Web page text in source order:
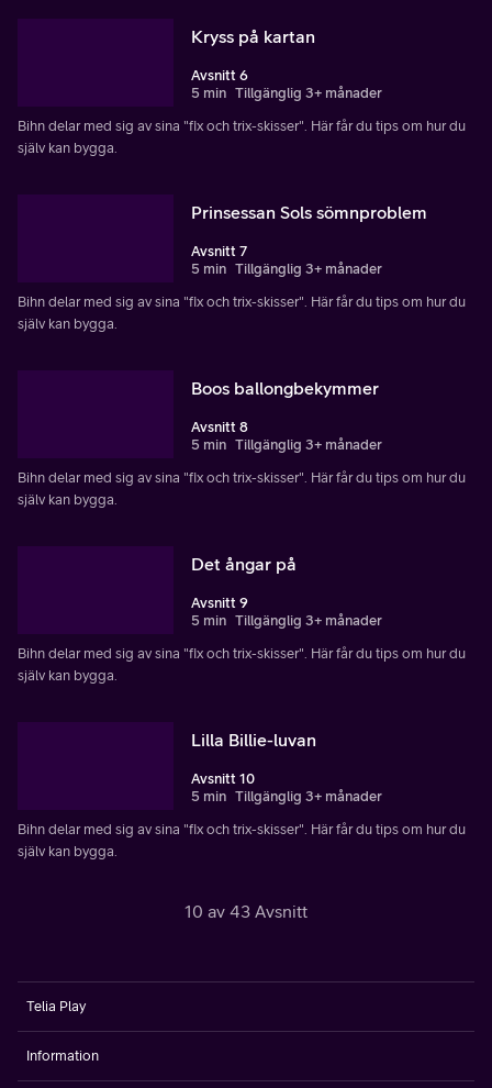
Kryss på kartan
Avsnitt 6
5 min Tillgänglig 3+ månader
Bihn delar med sig av sina "fix och trix-skisser". Här får du tips om hur du
själv kan bygga.
Prinsessan Sols sömnproblem
Avsnitt 7
5 min Tillgänglig 3+ månader
Bihn delar med sig av sina "fix och trix-skisser". Här får du tips om hur du
själv kan bygga.
Boos ballongbekymmer
Avsnitt 8
5 min Tillgänglig 3+ månader
Bihn delar med sig av sina "fix och trix-skisser". Här får du tips om hur du
själv kan bygga.
Det ångar på
Avsnitt 9
5 min Tillgänglig 3+ månader
Bihn delar med sig av sina "fix och trix-skisser". Här får du tips om hur du
själv kan bygga.
Lilla Billie-luvan
Avsnitt 10
5 min Tillgänglig 3+ månader
Bihn delar med sig av sina "fix och trix-skisser". Här får du tips om hur du
själv kan bygga.
10 av 43 Avsnitt
Telia Play
Information